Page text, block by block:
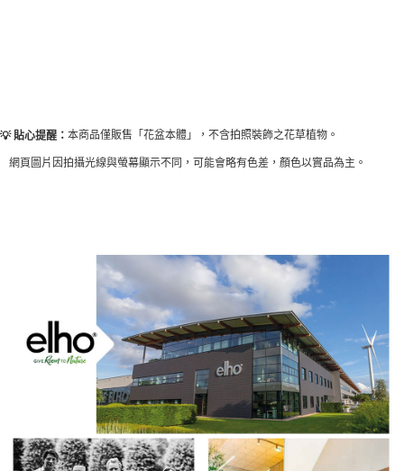
💡 貼心提醒： 本商品僅販售「花盆本體」，不含拍照裝飾之花草植物。
網頁圖片因拍攝光線與螢幕顯示不同，可能會略有色差，顏色以實品為主。